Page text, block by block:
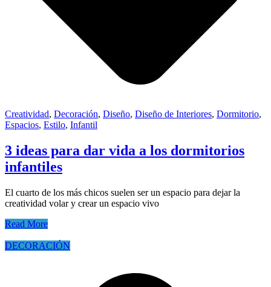
Creatividad, Decoración, Diseño, Diseño de Interiores, Dormitorio,
Espacios, Estilo, Infantil
3 ideas para dar vida a los dormitorios
infantiles
El cuarto de los más chicos suelen ser un espacio para dejar la
creatividad volar y crear un espacio vivo
Read More
DECORACIÓN